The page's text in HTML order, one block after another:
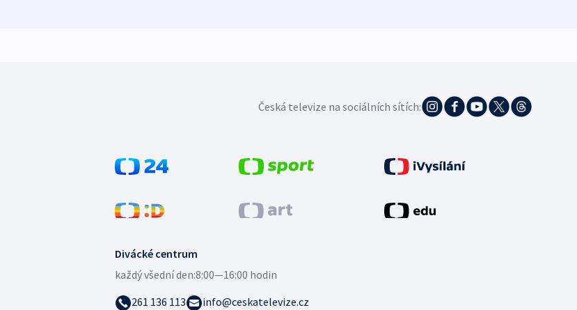
Česká televize na sociálních sítích:
Divácké centrum
každý všední den:8:00—16:00 hodin
261 136 113
info@ceskatelevize.cz